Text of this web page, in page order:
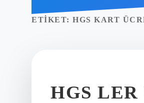
ETIKET: HGS KART
HGS